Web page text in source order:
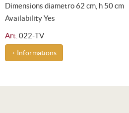
Dimensions diametro 62 cm, h 50 cm
Availability Yes
Art. 022-TV
+ Informations